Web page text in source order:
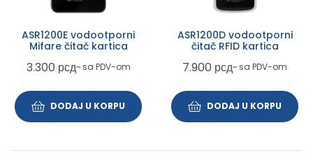
ASR1200E vodootporni
Mifare čitač kartica
3.300 рсд~ sa PDV-om
DODAJ U KORPU
ASR1200D vodootporni
čitač RFID kartica
7.900 рсд~ sa PDV-om
DODAJ U KORPU